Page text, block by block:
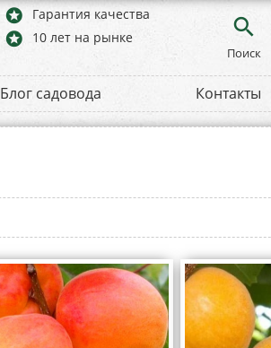
stars Гарантия качества
stars 10 лет на рынке search
Поиск
Блог садовода Контакты